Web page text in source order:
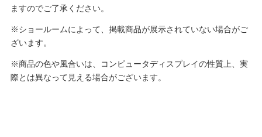
ますのでご了承ください。
※ショールームによって、掲載商品が展示されていない場合がご
ざいます。
※商品の色や風合いは、コンピュータディスプレイの性質上、実
際とは異なって見える場合がございます。